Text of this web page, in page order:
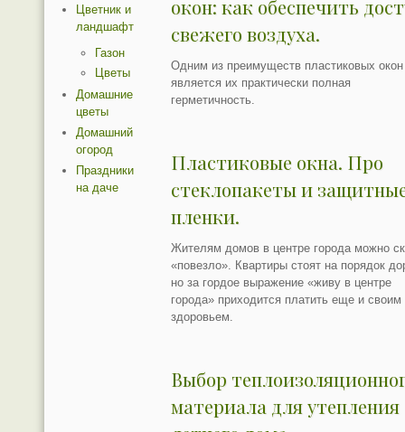
окон: как обеспечить
свежего воздуха.
Одним из преимуществ пластиковых окон
является их практически полная
герметичность.
Пластиковые окна. Про
стеклопакеты и
пленки.
Жителям домов в центре города можно
«повезло». Квартиры стоят на порядок
но за гордое выражение «живу в центре
города» приходится платить еще и своим
здоровьем.
Выбор
материала для утепления
Цветник и
ландшафт
Газон
Цветы
Домашние
цветы
Домашний
огород
Праздники
на даче